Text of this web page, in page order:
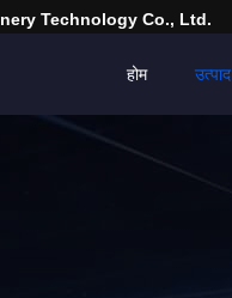
Technology Co., Ltd.
होम उत्पाद